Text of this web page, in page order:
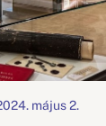
május 2.